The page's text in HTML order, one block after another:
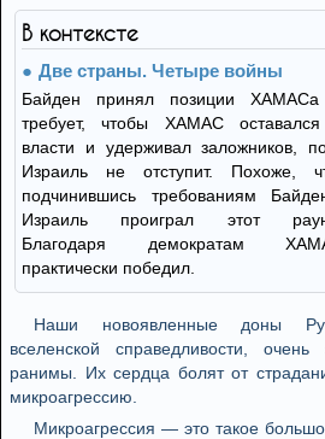
В контексте
Две страны. Четыре войны
Байден принял позиции
требует, чтобы ХАМАС
власти и удерживал заложников,
Израиль не отступит. Похоже,
подчинившись требованиям
Израиль проиграл этот
Благодаря демократам
практически победил.
Наши новоявленные доны
вселенской справедливости,
ранимы. Их сердца болят от
микроагрессию.
Микроагрессия — это такое